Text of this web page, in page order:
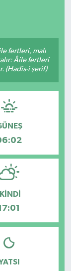
fertleri, malı
Âile fertleri
(Hadis-i şerif)